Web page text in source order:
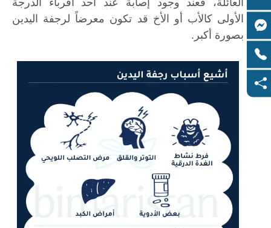
العائلة، فعند وجود إصابة عند أحد أقرباء الدرجة
الأولى كالأب أو الأخ قد تكون معرضاً لرجفة اليدين
بصورة أكبر.